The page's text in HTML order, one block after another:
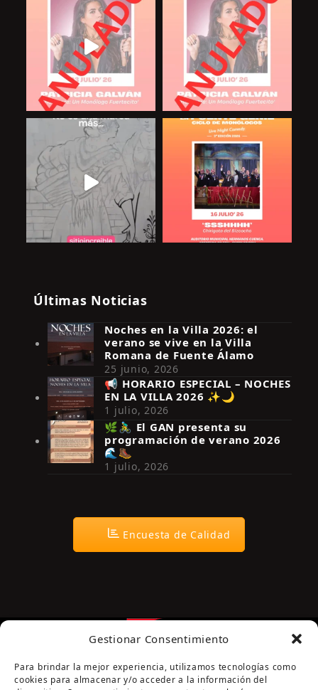
Gestionar Consentimiento
Para brindar la mejor experiencia, utilizamos tecnologías como
cookies para almacenar y/o acceder a la información del
Síguenos en Instagram
Últimas Noticias
Noches en la Villa 2026: el
verano se vive en la Villa
Romana de Fuente Álamo
25 junio, 2026
📢 HORARIO ESPECIAL – NOCHES
EN LA VILLA 2026 ✨🌙
1 julio, 2026
🌿🚴‍♂️ El GAN presenta su
programación de verano 2026
🌊🥾
1 julio, 2026
Encuesta de Calidad